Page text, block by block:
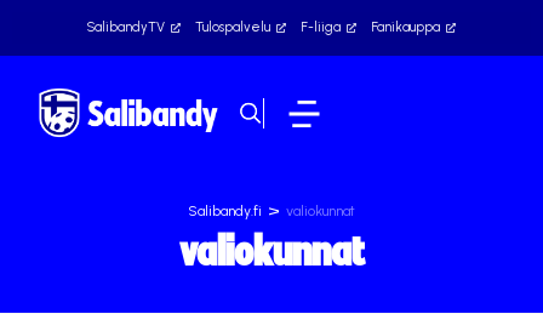
SalibandyTV Tulospalvelu F-liiga Fanikauppa
Salibandy.fi > valiokunnat
valiokunnat